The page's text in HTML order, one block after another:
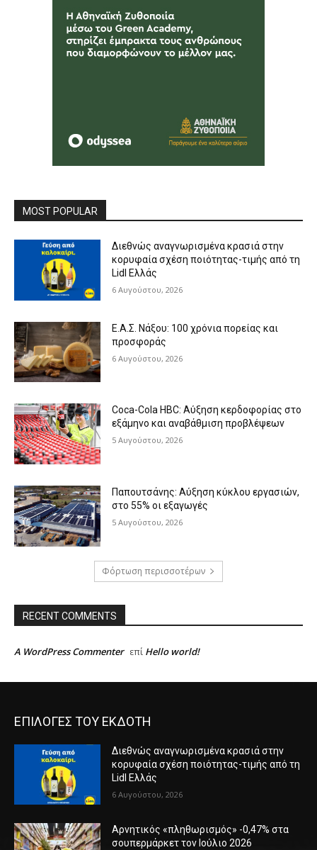
MOST POPULAR
Διεθνώς αναγνωρισμένα κρασιά στην
κορυφαία σχέση ποιότητας-τιμής από τη
Lidl Ελλάς
6 Αυγούστου, 2026
Ε.Α.Σ. Νάξου: 100 χρόνια πορείας και
προσφοράς
6 Αυγούστου, 2026
Coca-Cola HBC: Αύξηση κερδοφορίας στο
εξάμηνο και αναβάθμιση προβλέψεων
5 Αυγούστου, 2026
Παπουτσάνης: Αύξηση κύκλου εργασιών,
στο 55% οι εξαγωγές
5 Αυγούστου, 2026
Φόρτωση περισσοτέρων
RECENT COMMENTS
A WordPress Commenter επί Hello world!
ΕΠΙΛΟΓΕΣ ΤΟΥ ΕΚΔΟΤΗ
Διεθνώς αναγνωρισμένα κρασιά στην
κορυφαία σχέση ποιότητας-τιμής από τη
Lidl Ελλάς
6 Αυγούστου, 2026
Αρνητικός «πληθωρισμός» -0,47% στα
σουπερμάρκετ τον Ιούλιο 2026